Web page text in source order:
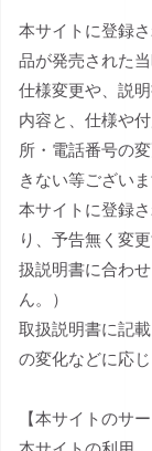
本サイトに登録
品が発売された
仕様変更や、説
内容と、仕様や
所・電話番号の
きない等ござい
本サイトに登録
り、予告無く変
扱説明書に合わ
ん。）
取扱説明書に記
の変化などに応
【本サイトのサ